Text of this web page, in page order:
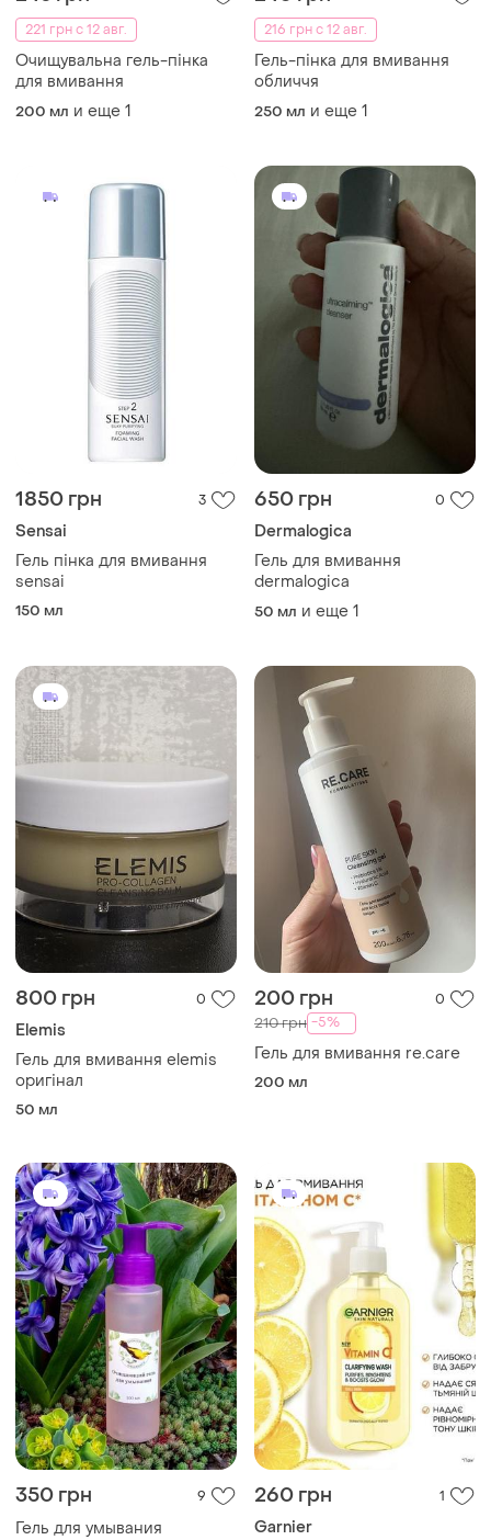
221 грн с 12 авг.
Очищувальна гель-пінка
для вмивання
200 мл и еще 1
216 грн с 12 авг.
Гель-пінка для вмивання
обличчя
250 мл и еще 1
1850 грн 3
Sensai
Гель пінка для вмивання
sensai
150 мл
650 грн 0
Dermalogica
Гель для вмивання
dermalogica
50 мл и еще 1
800 грн 0
Elemis
Гель для вмивання elemis
оригінал
50 мл
200 грн 0
210 грн -5%
Гель для вмивання re.care
200 мл
350 грн 9
Гель для умывания
260 грн 1
Garnier